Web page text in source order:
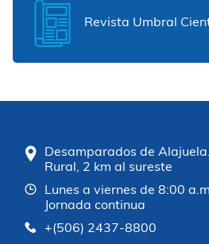
Revista Umbral
Desamparados de
Rural, 2 km al sureste
Lunes a viernes de 8:00
Jornada continua
+(506) 2437-8800